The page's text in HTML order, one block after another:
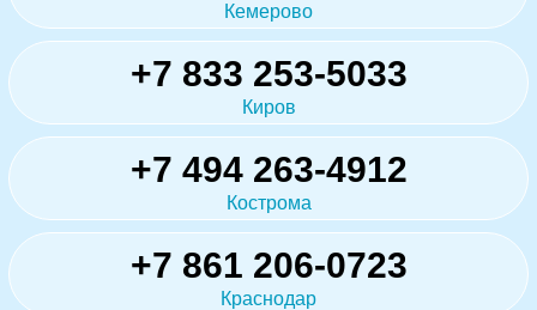
Кемерово
+7 833 253-5033
Киров
+7 494 263-4912
Кострома
+7 861 206-0723
Краснодар